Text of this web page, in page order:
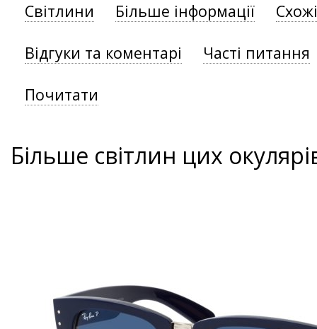
Світлини Більше інформації
Відгуки та коментарі Часті питання
Почитати
Більше світлин цих